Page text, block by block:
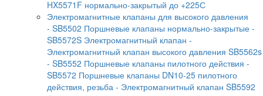
HX5571F нормально-закрытый до +225С
Электромагнитные клапаны для высокого давления
- SB5502 Поршневые клапаны нормально-закрытые -
SB5572S Электромагнитный клапан -
Электромагнитный клапан высокого давления SB5562s
- SB5552 Поршневые клапаны пилотного действия -
SB5572 Поршневые клапаны DN10-25 пилотного
действия, резьба - Электромагнитный клапан SB5592